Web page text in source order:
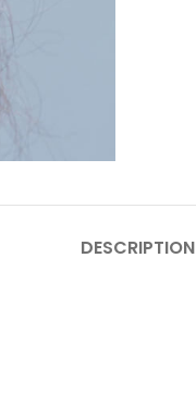
DESCRIPTION